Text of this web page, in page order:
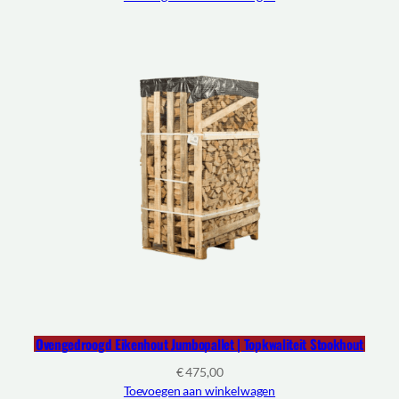
Ovengedroogd Eikenhout Jumbopallet | Topkwaliteit Stookhout
€475,00
Toevoegen aan winkelwagen